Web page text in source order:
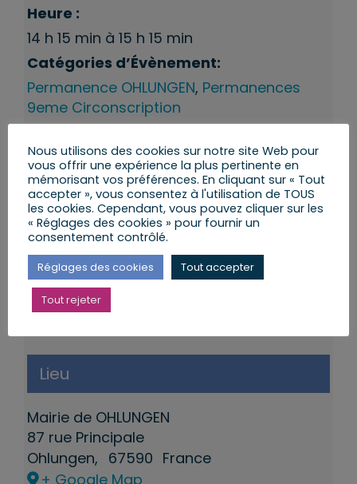
Heure :
14 h 15 min à 15 h 15 min
Catégories d’Évènement:
Permanence OHLUNGEN, Permanences
9eme Circonscription
Lieu
Mairie de OHLUNGEN
87 rue Principale
Ohlungen, 67590 France
+ Google Map
Nous utilisons des cookies sur notre site Web pour
vous offrir une expérience la plus pertinente en
mémorisant vos préférences. En cliquant sur « Tout
accepter », vous consentez à l'utilisation de TOUS
les cookies. Cependant, vous pouvez cliquer sur les
« Réglages des cookies » pour fournir un
consentement contrôlé.
Réglages des cookies Tout accepter
Tout rejeter